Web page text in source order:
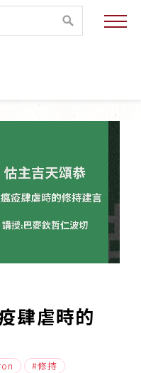
肆虐時的
修持